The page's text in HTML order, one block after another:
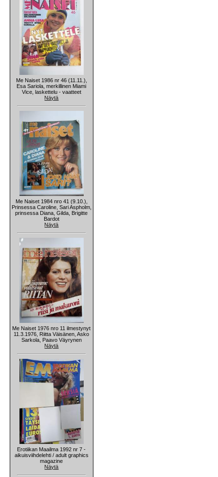
Me Naiset 1986 nr 46 (11.11.),
Esa Sariola, merkillinen Miami
Vice, laskettelu - vaatteet
Näytä
Me Naiset 1984 nro 41 (9.10.),
Prinsessa Caroline, Sari Aspholm,
prinsessa Diana, Gilda, Brigitte
Bardot
Näytä
Me Naiset 1976 nro 11 ilmestynyt
11.3.1976, Riitta Väisänen, Asko
Sarkola, Paavo Väyrynen
Näytä
Erotiikan Maailma 1992 nr 7 -
aikuisviihdelehti / adult graphics
magazine
Näytä